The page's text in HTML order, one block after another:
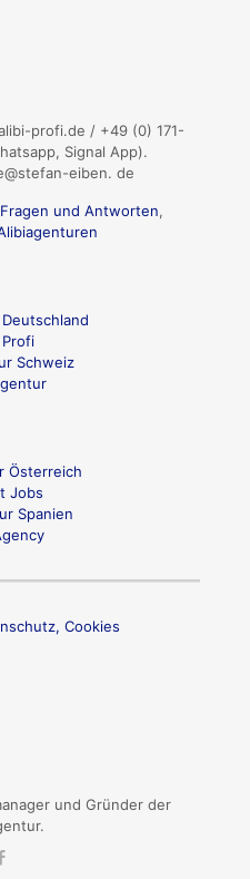
profi.de / +49 (0) 171-
Signal App).
eiben. de
und Antworten,
Schweiz
Österreich
Jobs
Spanien
Cookies
und Gründer der